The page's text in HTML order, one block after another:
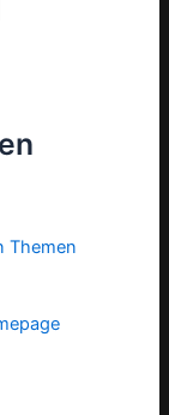
Themen